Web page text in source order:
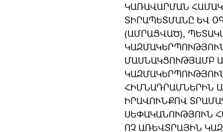
ԿԱՌԱՎԱՐՄԱՆ
ՏԻՐԱՊԵՏՄԱՆԸ ԵՎ
(ԱՄՐԱՑՎԱԾ),
ՄԱՍՆԱԿՑՈՒԹՅԱՄԲ
ՀԻՄՆԱԴՐԱՄՆԵՐԻՆ
ԻՐԱՎՈՒՆՔՈՎ
ՍԵՓԱԿԱՆՈՒԹՅՈՒՆ
ՈՉ ԱՌԵՎՏՐԱՅԻՆ